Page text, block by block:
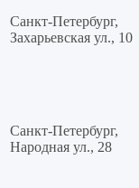
Санкт-Петербург,
Захарьевская ул., 10
Санкт-Петербург,
Народная ул., 28